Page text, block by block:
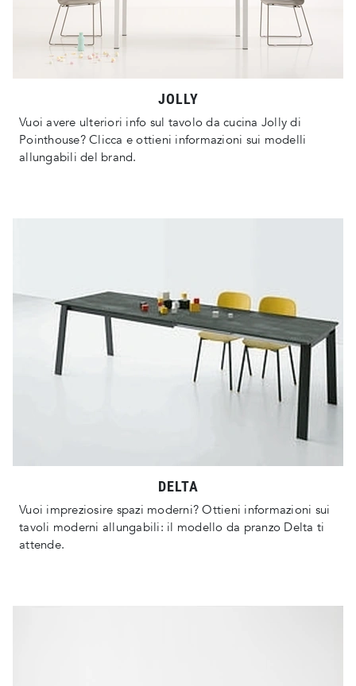
JOLLY
Vuoi avere ulteriori info sul tavolo da cucina Jolly di
Pointhouse? Clicca e ottieni informazioni sui modelli
allungabili del brand.
DELTA
Vuoi impreziosire spazi moderni? Ottieni informazioni sui
tavoli moderni allungabili: il modello da pranzo Delta ti
attende.